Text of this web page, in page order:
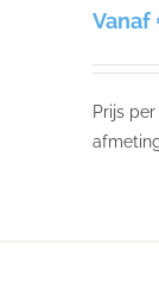
Vanaf
Prijs